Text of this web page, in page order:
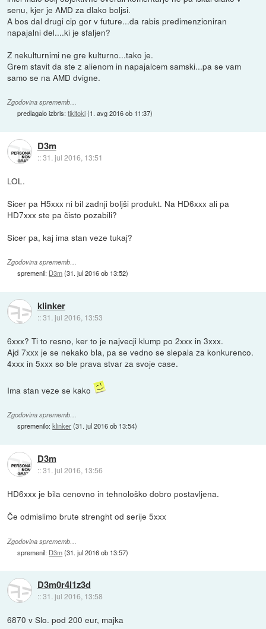
senu, kjer je AMD za dlako boljsi.
A bos dal drugi cip gor v future...da rabis predimenzioniran
napajalni del....ki je sfaljen?
Z nekulturnimi ne gre kulturno...tako je.
Grem stavit da ste z alienom in napajalcem samski...pa se vam
samo se na AMD dvigne.
Zgodovina sprememb…
predlagalo izbris:tikitoki(1. avg 2016 ob 11:37)
D3m
::31. jul 2016, 13:51
LOL.
Sicer pa H5xxx ni bil zadnji boljši produkt. Na HD6xxx ali pa
HD7xxx ste pa čisto pozabili?
Sicer pa, kaj ima stan veze tukaj?
Zgodovina sprememb…
spremenil: D3m(31. jul 2016 ob 13:52)
klinker
::31. jul 2016, 13:53
6xxx? Ti to resno, ker to je najvecji klump po 2xxx in 3xxx.
Ajd 7xxx je se nekako bla, pa se vedno se slepala za konkurenco.
4xxx in 5xxx so ble prava stvar za svoje case.
Ima stan veze se kako
Zgodovina sprememb…
spremenilo:klinker(31. jul 2016 ob 13:54)
D3m
::31. jul 2016, 13:56
HD6xxx je bila cenovno in tehnološko dobro postavljena.
Če odmislimo brute strenght od serije 5xxx
Zgodovina sprememb…
spremenil: D3m(31. jul 2016 ob 13:57)
D3m0r4l1z3d
::31. jul 2016, 13:58
6870 v Slo. pod 200 eur, majka